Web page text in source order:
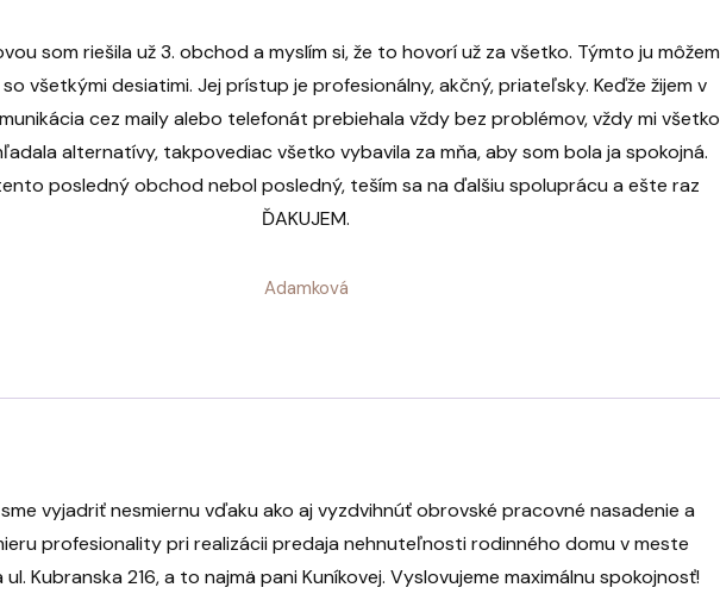
som riešila už 3. obchod a myslím si, že to hovorí už za všetko. Týmto ju môžem
všetkými desiatimi. Jej prístup je profesionálny, akčný, priateľsky. Keďže žijem v
cez maily alebo telefonát prebiehala vždy bez problémov, vždy mi všetko
alternatívy, takpovediac všetko vybavila za mňa, aby som bola ja spokojná.
posledný obchod nebol posledný, teším sa na ďalšiu spoluprácu a ešte raz
ĎAKUJEM.
Adamková
vyjadriť nesmiernu vďaku ako aj vyzdvihnúť obrovské pracovné nasadenie a
profesionality pri realizácii predaja nehnuteľnosti rodinného domu v meste
ul. Kubranska 216, a to najmä pani Kuníkovej. Vyslovujeme maximálnu spokojnosť!